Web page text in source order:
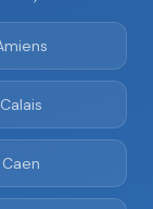
Calais
Caen